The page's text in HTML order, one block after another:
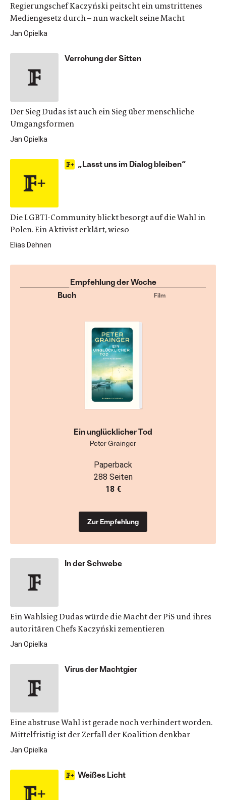
Regierungschef Kaczyński peitscht ein umstrittenes
Mediengesetz durch – nun wackelt seine Macht
Jan Opielka
Verrohung der Sitten
Der Sieg Dudas ist auch ein Sieg über menschliche
Umgangsformen
Jan Opielka
„Lasst uns im Dialog bleiben“
Die LGBTI-Community blickt besorgt auf die Wahl in
Polen. Ein Aktivist erklärt, wieso
Elias Dehnen
In der Schwebe
Ein Wahlsieg Dudas würde die Macht der PiS und ihres
autoritären Chefs Kaczyński zementieren
Jan Opielka
Virus der Machtgier
Eine abstruse Wahl ist gerade noch verhindert worden.
Mittelfristig ist der Zerfall der Koalition denkbar
Jan Opielka
Weißes Licht
Empfehlung der Woche
Buch
Film
Ein unglücklicher Tod
Peter Grainger
Paperback
288 Seiten
18 €
Zur Empfehlung